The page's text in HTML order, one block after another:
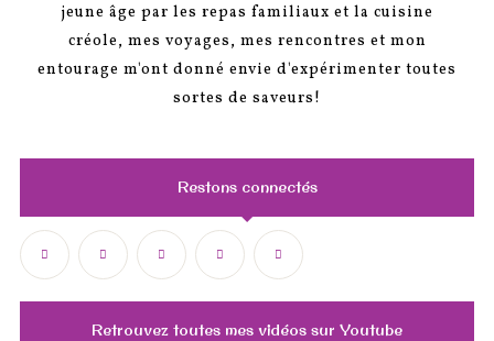
jeune âge par les repas familiaux et la cuisine
créole, mes voyages, mes rencontres et mon
entourage m'ont donné envie d'expérimenter toutes
sortes de saveurs!
Restons connectés
Retrouvez toutes mes vidéos sur Youtube